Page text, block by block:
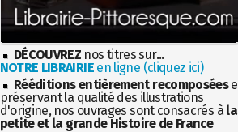
DÉCOUVREZ nos titres sur...
NOTRE LIBRAIRIEen ligne (cliquez ici)
Rééditions entièrement recomposées
préservant la qualité des illustrations
d'origine, nos ouvrages sont consacrés à la
petite et la grande Histoire de France